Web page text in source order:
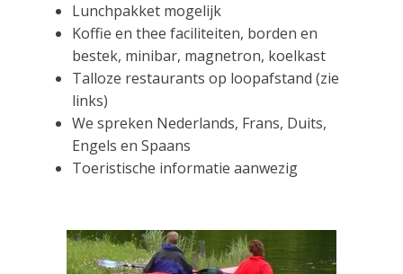
Lunchpakket mogelijk
Koffie en thee faciliteiten, borden en
bestek, minibar, magnetron, koelkast
Talloze restaurants op loopafstand (zie
links)
We spreken Nederlands, Frans, Duits,
Engels en Spaans
Toeristische informatie aanwezig